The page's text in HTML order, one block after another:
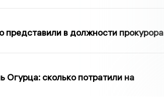
в должности прокурора
сколько потратили на